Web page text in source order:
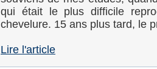
qui était le plus difficile
chevelure. 15 ans plus tard, le
Lire l'article